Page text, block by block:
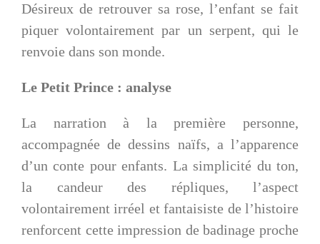
Désireux de retrouver sa rose, l’enfant se fait
piquer volontairement par un serpent, qui le
renvoie dans son monde.
Le Petit Prince : analyse
La narration à la première personne,
accompagnée de dessins naïfs, a l’apparence
d’un conte pour enfants. La simplicité du ton,
la candeur des répliques, l’aspect
volontairement irréel et fantaisiste de l’histoire
renforcent cette impression de badinage proche